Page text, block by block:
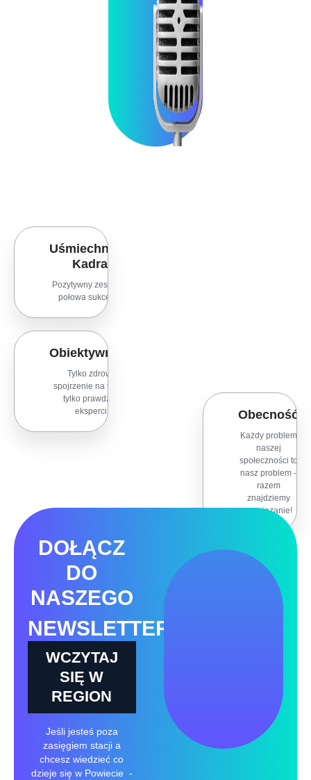
Uśmiechnięta
Kadra
Pozytywny zespół to
połowa sukcesu!
Obiektywność
Tylko zdrowe
spojrzenie na temat,
tylko prawdziwi
eksperci!
Obecność
Każdy problem
naszej
społeczności to
nasz problem -
razem
znajdziemy
rozwiązanie!
DOŁĄCZ
DO
NASZEGO
NEWSLETTERA
WCZYTAJ
SIĘ W
REGION
Jeśli jesteś poza
zasięgiem stacji a
chcesz wiedzieć co
dzieje się w Powiecie -